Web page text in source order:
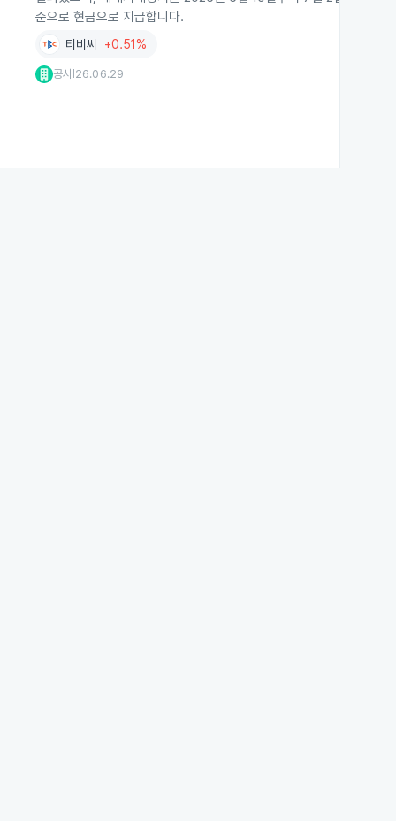
준으로 현금으로 지급합니다.
티비씨 +0.51%
공시 26.06.29